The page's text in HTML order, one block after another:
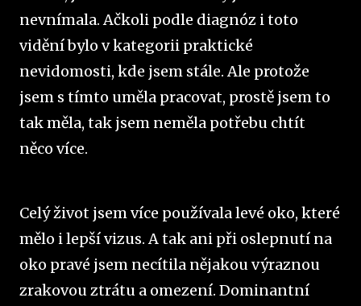
nevnímala. Ačkoli podle diagnóz i toto
vidění bylo v kategorii praktické
nevidomosti, kde jsem stále. Ale protože
jsem s tímto uměla pracovat, prostě jsem to
tak měla, tak jsem neměla potřebu chtít
něco více.
Celý život jsem více používala levé oko, které
mělo i lepší vizus. A tak ani při oslepnutí na
oko pravé jsem necítila nějakou výraznou
zrakovou ztrátu a omezení. Dominantní